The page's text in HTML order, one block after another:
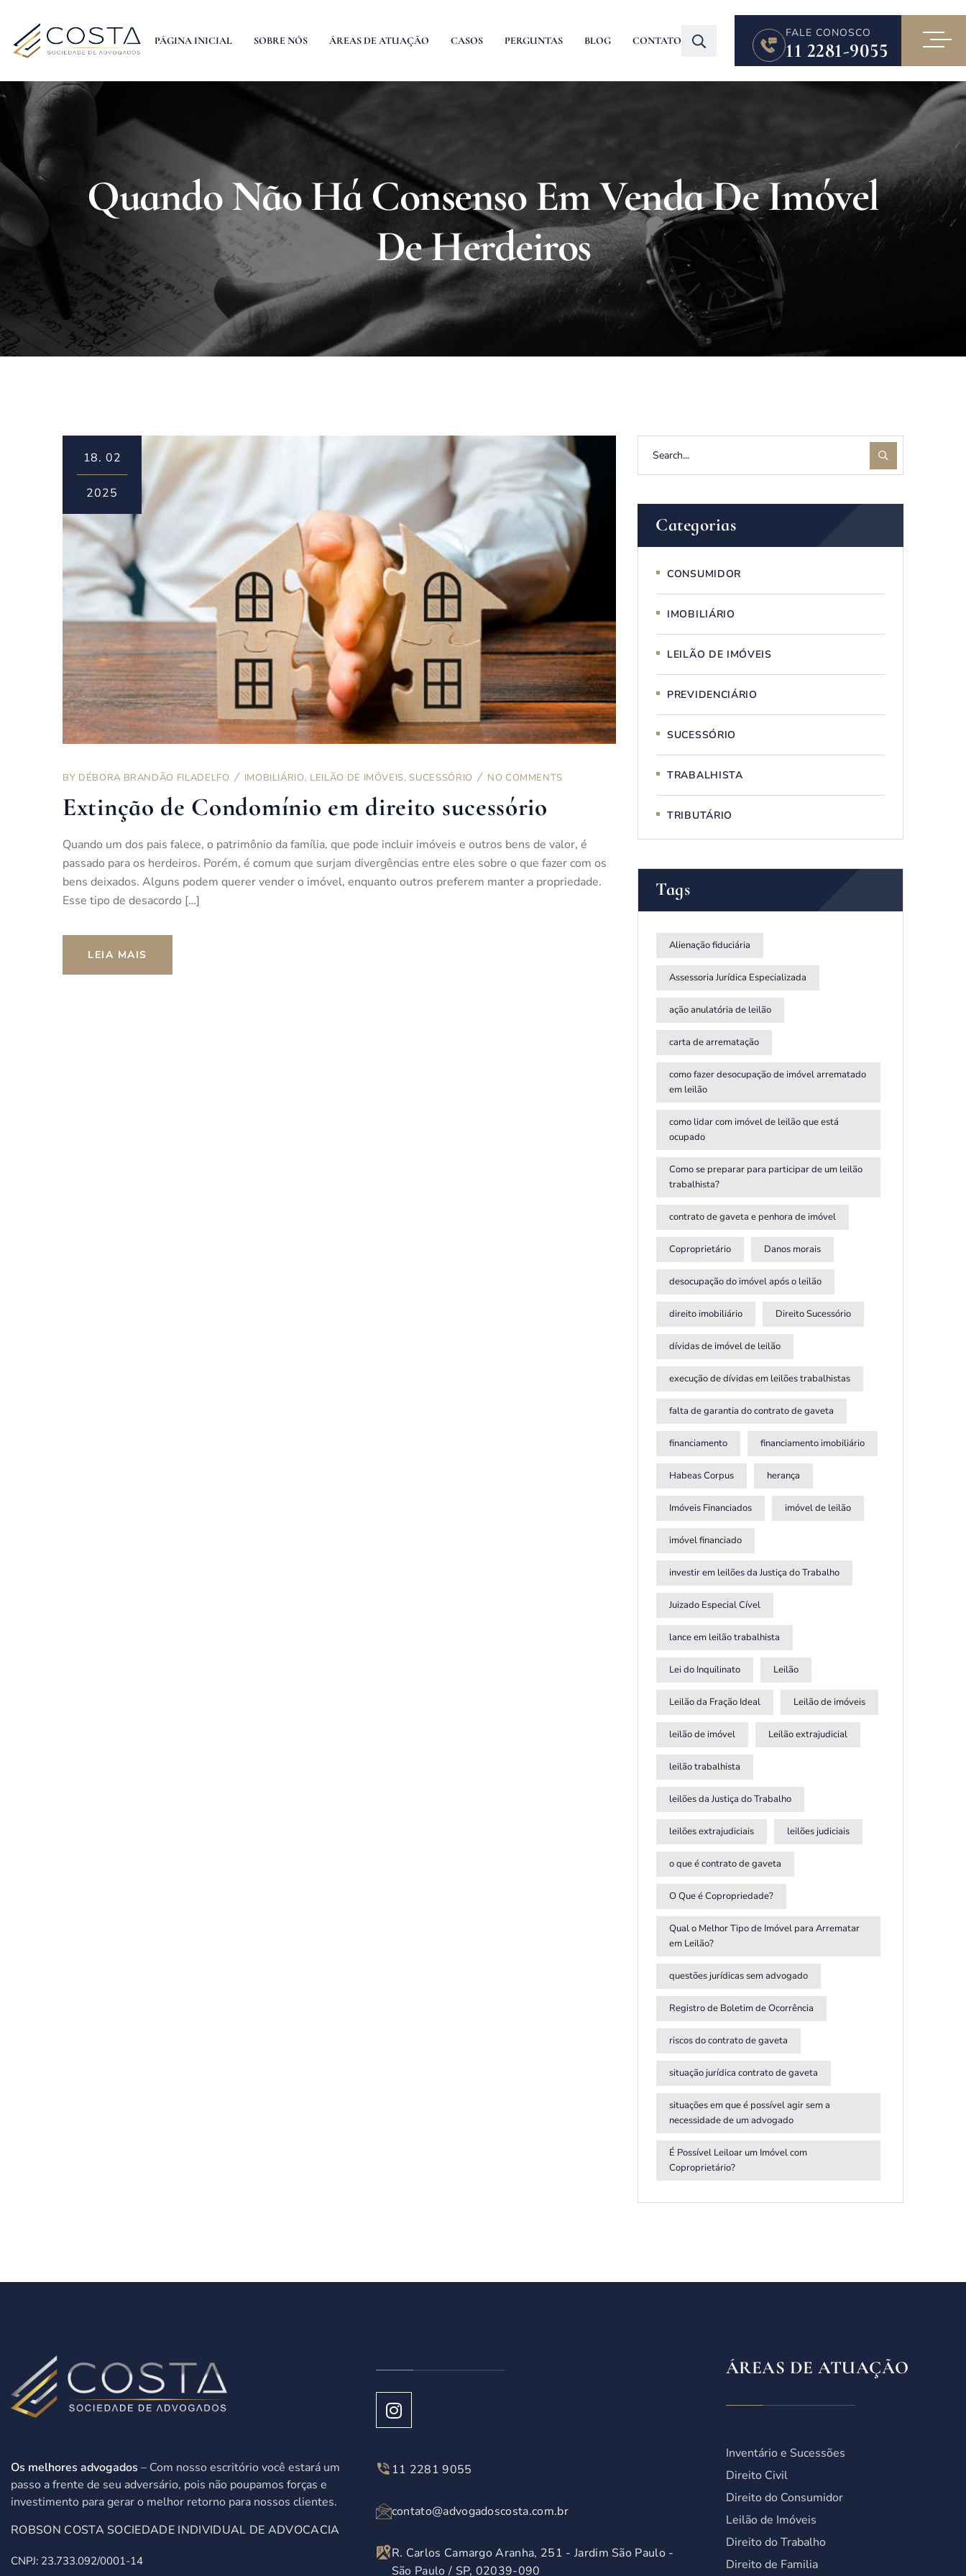
PÁGINA INICIAL SOBRE NÓS ÁREAS DE ATUAÇÃO CASOS PERGUNTAS BLOG CONTATO
FALE CONOSCO
11 2281-9055
Quando Não Há Consenso Em Venda De Imóvel
De Herdeiros
18. 02
2025
BY DÉBORA BRANDÃO FILADELFO IMOBILIÁRIO, LEILÃO DE IMÓVEIS, SUCESSÓRIO NO COMMENTS
Extinção de Condomínio em direito sucessório
Quando um dos pais falece, o patrimônio da família, que pode incluir imóveis e outros bens de valor, é
passado para os herdeiros. Porém, é comum que surjam divergências entre eles sobre o que fazer com os
bens deixados. Alguns podem querer vender o imóvel, enquanto outros preferem manter a propriedade.
Esse tipo de desacordo […]
LEIA MAIS
Categorias
CONSUMIDOR
IMOBILIÁRIO
LEILÃO DE IMÓVEIS
PREVIDENCIÁRIO
SUCESSÓRIO
TRABALHISTA
TRIBUTÁRIO
Tags
Alienação fiduciária
Assessoria Jurídica Especializada
ação anulatória de leilão
carta de arrematação
como fazer desocupação de imóvel arrematado
em leilão
como lidar com imóvel de leilão que está
ocupado
Como se preparar para participar de um leilão
trabalhista?
contrato de gaveta e penhora de imóvel
Coproprietário Danos morais
desocupação do imóvel após o leilão
direito imobiliário Direito Sucessório
dívidas de imóvel de leilão
execução de dívidas em leilões trabalhistas
falta de garantia do contrato de gaveta
financiamento financiamento imobiliário
Habeas Corpus herança
Imóveis Financiados imóvel de leilão
imóvel financiado
investir em leilões da Justiça do Trabalho
Juizado Especial Cível
lance em leilão trabalhista
Lei do Inquilinato Leilão
Leilão da Fração Ideal Leilão de imóveis
leilão de imóvel Leilão extrajudicial
leilão trabalhista
leilões da Justiça do Trabalho
leilões extrajudiciais leilões judiciais
o que é contrato de gaveta
O Que é Copropriedade?
Qual o Melhor Tipo de Imóvel para Arrematar
em Leilão?
questões jurídicas sem advogado
Registro de Boletim de Ocorrência
riscos do contrato de gaveta
situação jurídica contrato de gaveta
situações em que é possível agir sem a
necessidade de um advogado
É Possível Leiloar um Imóvel com
Coproprietário?
Os melhores advogados – Com nosso escritório você estará um
passo a frente de seu adversário, pois não poupamos forças e
investimento para gerar o melhor retorno para nossos clientes.
ROBSON COSTA SOCIEDADE INDIVIDUAL DE ADVOCACIA
CNPJ: 23.733.092/0001-14
11 2281 9055
contato@advogadoscosta.com.br
R. Carlos Camargo Aranha, 251 - Jardim São Paulo -
São Paulo / SP, 02039-090
ÁREAS DE ATUAÇÃO
Inventário e Sucessões
Direito Civil
Direito do Consumidor
Leilão de Imóveis
Direito do Trabalho
Direito de Familia